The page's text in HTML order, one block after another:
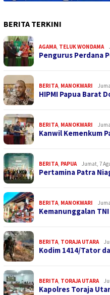
BERITA TERKINI
AGAMA, TELUK WONDAMA
Pengurus Perdana
BERITA, MANOKWARI
HIPMI Papua Barat
BERITA, MANOKWARI
Kanwil Kemenkum
BERITA, PAPUA Jumat, 7
Pertamina Patra
BERITA, MANOKWARI
Kemanunggalan
BERITA, TORAJA UTARA
Kodim 1414/Tator
BERITA, TORAJA UTARA
Kapolres Toraja